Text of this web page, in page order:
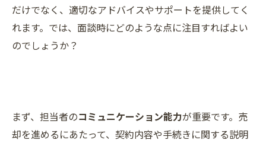
だけでなく、適切なアドバイスやサポートを提供してく
れます。では、面談時にどのような点に注目すればよい
のでしょうか？
まず、担当者のコミュニケーション能力が重要です。売
却を進めるにあたって、契約内容や手続きに関する説明